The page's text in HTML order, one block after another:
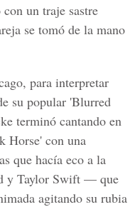
un traje sastre
se tomó de la mano
para interpretar
su popular 'Blurred
terminó cantando en
Horse' con una
que hacía eco a la
y Taylor Swift — que
agitando su rubia